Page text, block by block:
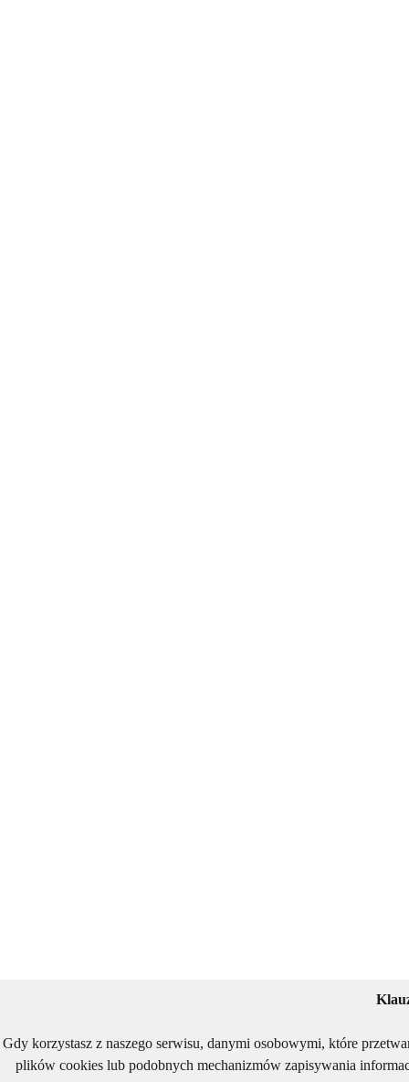
Gdy korzystasz z naszego serwisu, danymi osobowymi, które
plików cookies lub podobnych mechanizmów zapisywania